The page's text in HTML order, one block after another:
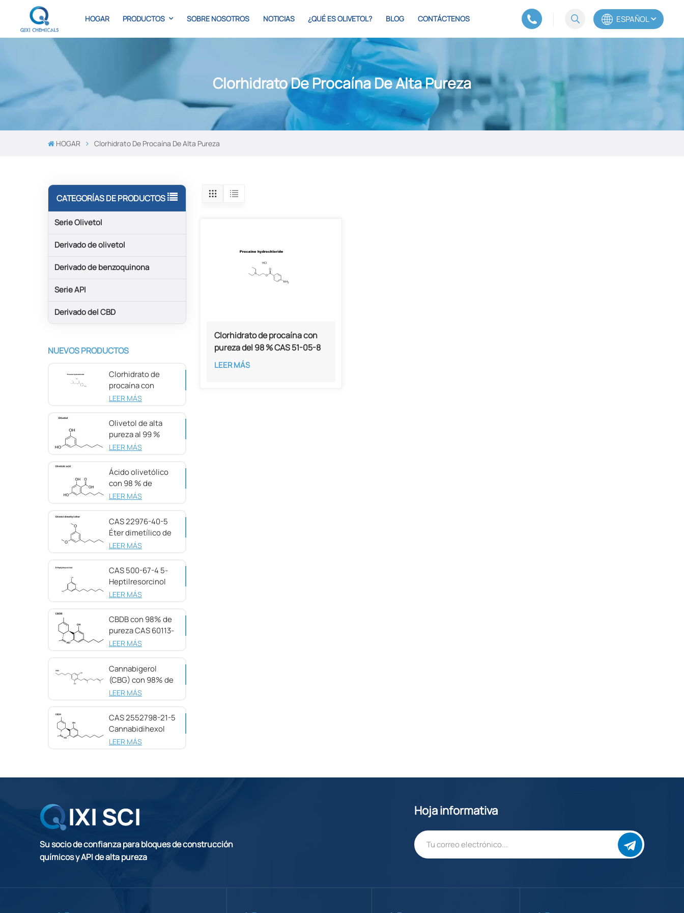
HOGAR PRODUCTOS SOBRE NOSOTROS NOTICIAS ¿QUÉ ES OLIVETOL? BLOG CONTÁCTENOS ESPAÑOL
Español
Clorhidrato De Procaína De Alta Pureza
HOGAR Clorhidrato De Procaína De Alta Pureza
CATEGORÍAS DE PRODUCTOS
Serie Olivetol
Derivado de olivetol
Derivado de benzoquinona
Serie API
Derivado del CBD
NUEVOS PRODUCTOS
Clorhidrato de
procaína con
pureza del 98 %
LEER MÁS
Olivetol de alta
pureza al 99 %
CAS 500-66-3
LEER MÁS
Ácido olivetólico
con 98 % de
pureza CAS 491-
LEER MÁS
CAS 22976-40-5
Éter dimetílico de
olivetol, 98 %
LEER MÁS
CAS 500-67-4 5-
Heptilresorcinol
con 99 % de
LEER MÁS
CBDB con 98% de
pureza CAS 60113-
11-3
LEER MÁS
Cannabigerol
(CBG) con 98% de
pureza CAS
LEER MÁS
CAS 2552798-21-5
Cannabidihexol
(CBDH), 98%
LEER MÁS
Clorhidrato de procaína con
pureza del 98 % CAS 51-05-8
LEER MÁS
Su socio de confianza para bloques de construcción
químicos y API de alta pureza
Hoja informativa